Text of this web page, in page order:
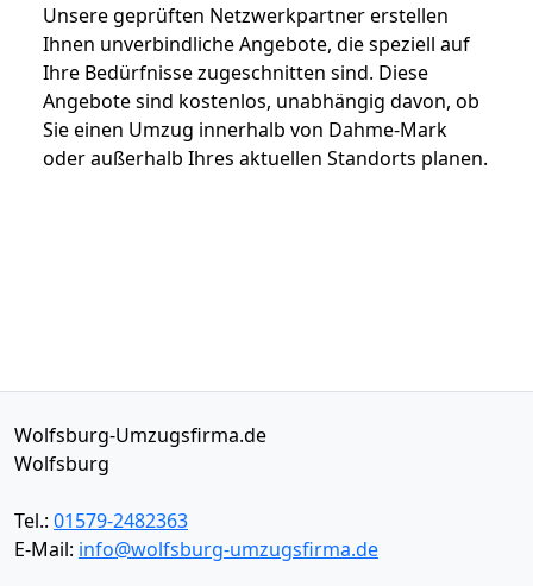
Unsere geprüften Netzwerkpartner erstellen
Ihnen unverbindliche Angebote, die speziell auf
Ihre Bedürfnisse zugeschnitten sind. Diese
Angebote sind kostenlos, unabhängig davon, ob
Sie einen Umzug innerhalb von Dahme-Mark
oder außerhalb Ihres aktuellen Standorts planen.
Wolfsburg-Umzugsfirma.de
Wolfsburg
Tel.: 01579-2482363
E-Mail: info@wolfsburg-umzugsfirma.de